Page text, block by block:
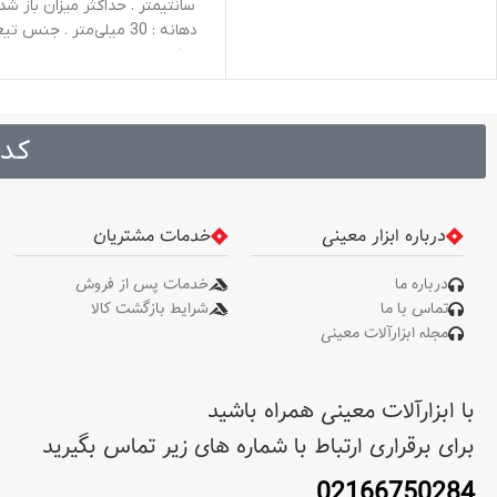
سانتیمتر . حداکثر میزان باز
دهانه‌ : 30 میلی‌متر . جنس
: کروم وانادیوم . جنس دسته :
فلزی
درباره ابزار معینی
درباره ما
تماس با ما
مجله ابزارآلات معینی
خدمات مشتریان
خدمات پس از فروش
شرایط بازگشت کالا
با ابزارآلات معینی همراه باشید
برای برقراری ارتباط با شماره های زیر تماس بگیرید